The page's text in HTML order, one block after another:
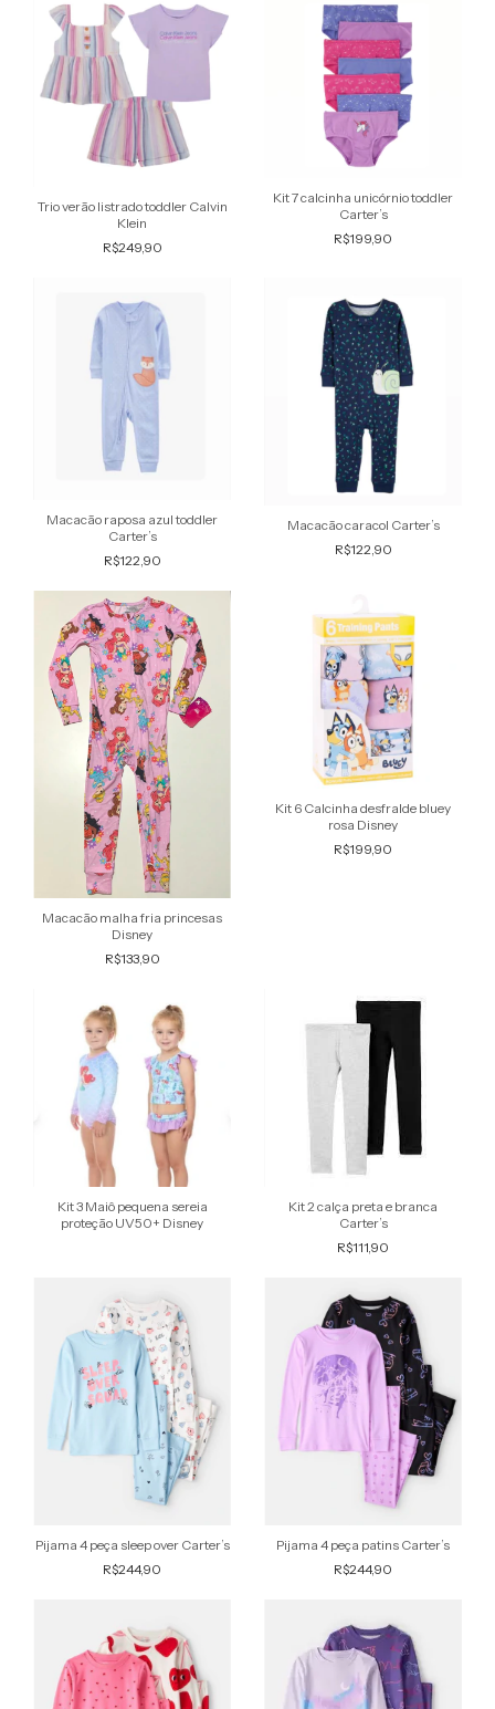
Trio verão listrado toddler Calvin
Klein
R$249,90
Kit 7 calcinha unicórnio toddler
Carter’s
R$199,90
Macacão raposa azul toddler
Carter’s
R$122,90
Macacão caracol Carter’s
R$122,90
Macacão malha fria princesas
Disney
R$133,90
Kit 6 Calcinha desfralde bluey
rosa Disney
R$199,90
Kit 3 Maiô pequena sereia
proteção UV50+ Disney
Kit 2 calça preta e branca
Carter’s
R$111,90
Pijama 4 peça sleep over Carter’s
R$244,90
Pijama 4 peça patins Carter’s
R$244,90